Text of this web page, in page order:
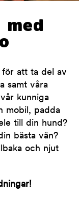
med
för att ta del av
samt våra
kunniga
mobil, padda
till din hund?
bästa vän?
och njut